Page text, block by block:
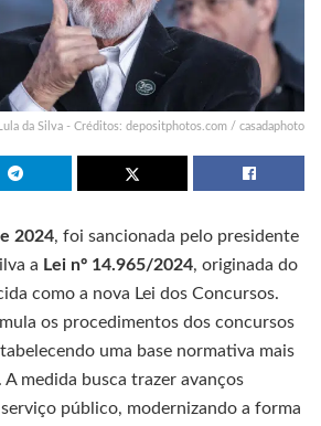
da Silva - Créditos: depositphotos.com / casadaphoto
2024, foi sancionada pelo presidente
a Lei nº 14.965/2024, originada do
como a nova Lei dos Concursos.
os procedimentos dos concursos
uma base normativa mais
medida busca trazer avanços
público, modernizando a forma